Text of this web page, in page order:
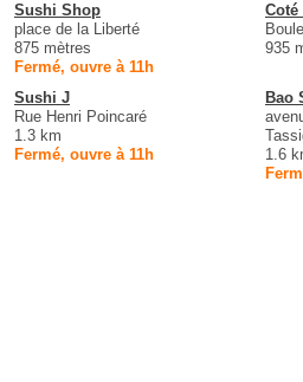
Sushi Shop
place de la Liberté
875 mètres
Fermé, ouvre à 11h
Coté
935
Sushi J
Rue Henri Poincaré
1.3 km
Fermé, ouvre à 11h
Bao
1.6